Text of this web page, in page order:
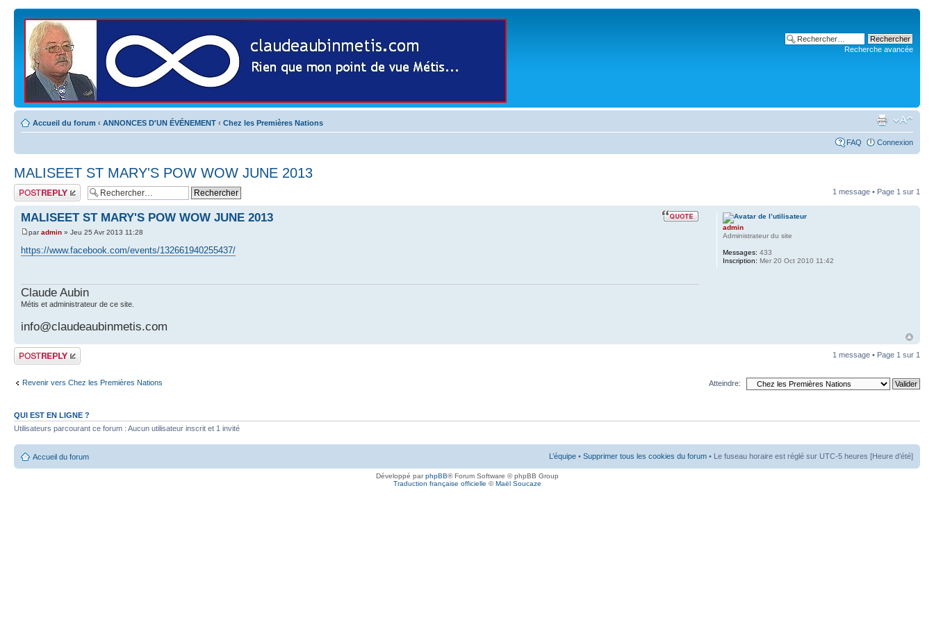
Recherche avancée
Accueil du forum ‹ ANNONCES D'UN ÉVÉNEMENT ‹ Chez les Premières Nations
FAQ Connexion
MALISEET ST MARY'S POW WOW JUNE 2013
Publier une
réponse
1 message • Page 1 sur 1
MALISEET ST MARY'S POW WOW JUNE 2013
paradmin » Jeu 25 Avr 2013 11:28
https://www.facebook.com/events/132661940255437/
Claude Aubin
Métis et administrateur de ce site.
info@claudeaubinmetis.com
admin
Administrateur du site
Messages: 433
Inscription: Mer 20 Oct 2010 11:42
Publier une
réponse
1 message • Page 1 sur 1
Revenir vers Chez les Premières Nations Atteindre:
QUI EST EN LIGNE ?
Utilisateurs parcourant ce forum : Aucun utilisateur inscrit et 1 invité
Accueil du forum L’équipe • Supprimer tous les cookies du forum • Le fuseau horaire est réglé sur UTC-5 heures [Heure d’été]
Développé parphpBB® Forum Software © phpBB Group
Traduction française officielle ©Maël Soucaze